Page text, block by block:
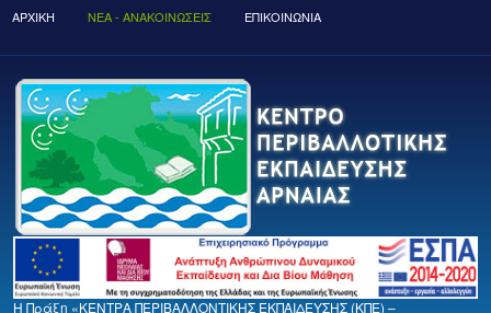
ΑΡΧΙΚΉ ΝΈΑ - ΑΝΑΚΟΙΝΏΣΕΙΣ ΕΠΙΚΟΙΝΩΝΙΑ
Η Πράξη «ΚΕΝΤΡΑ ΠΕΡΙΒΑΛΛΟΝΤΙΚΗΣ ΕΚΠΑΙΔΕΥΣΗΣ (ΚΠΕ) –